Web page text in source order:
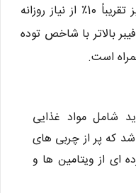
صرف یک وعده کره بادام زمینی نیز تقریباً 10٪ از نیاز روزانه
بالاتر با شاخص توده
شامل مواد غذایی
که پر از چربی های
ای از ویتامین ها و